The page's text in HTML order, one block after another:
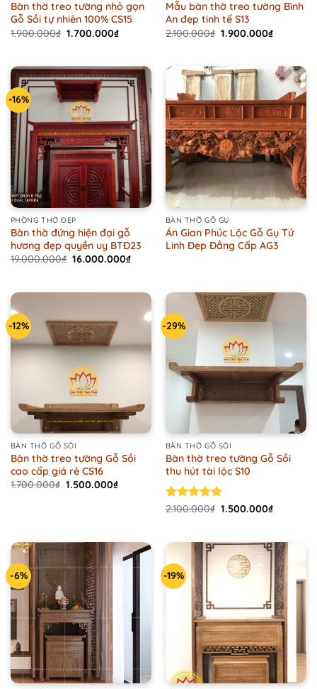
Bàn thờ treo tường nhỏ gọn
Gỗ Sồi tự nhiên 100% CS15
1.900.000₫ Original
1.700.000₫Current
Mẫu bàn thờ treo tường Bình
An đẹp tinh tế S13
2.100.000₫ Original
1.900.000₫Current
-16%
PHÒNG THỜ ĐẸP
Bàn thờ đứng hiện đại gỗ
hương đẹp quyền uy BTĐ23
19.000.000₫ Original
16.000.000₫Current
BÀN THỜ GỖ GỤ
Án Gian Phúc Lộc Gỗ Gụ Tứ
Linh Đẹp Đẳng Cấp AG3
-12%
BÀN THỜ GỖ SỒI
Bàn thờ treo tường Gỗ Sồi
cao cấp giá rẻ CS16
1.700.000₫ Original
1.500.000₫Current
1.500.000₫.
-29%
BÀN THỜ GỖ SỒI
Bàn thờ treo tường Gỗ Sồi
thu hút tài lộc S10
Rated5.00
2.100.000₫ Original
1.500.000₫Current
-6% -19%